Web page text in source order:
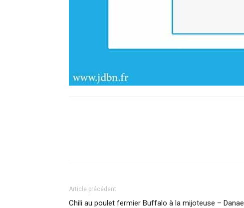
Article précédent
Chili au poulet fermier Buffalo à la mijoteuse – Danae